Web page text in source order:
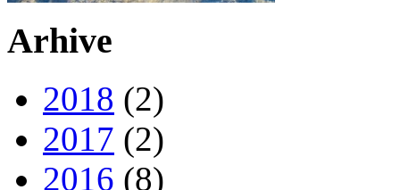
Arhive
2018 (2)
2017 (2)
2016 (8)